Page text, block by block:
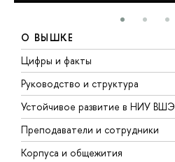
О ВЫШКЕ
Цифры и факты
Руководство и структура
Устойчивое развитие в НИУ ВШЭ
Преподаватели и сотрудники
Корпуса и общежития